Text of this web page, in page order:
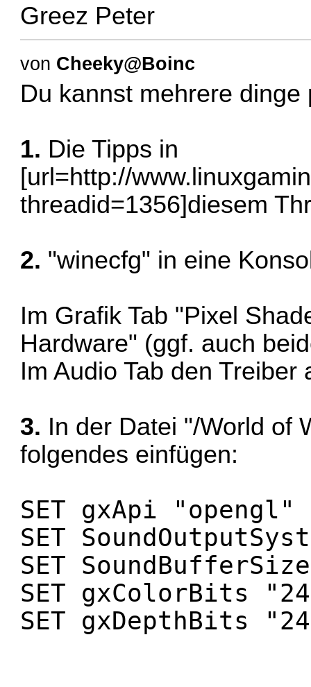
Greez Peter
von Cheeky@Boinc
Du kannst mehrere dinge
1. Die Tipps in
[url=http://
threadid=1356]diesem
2. "winecfg" in eine
Im Grafik Tab "Pixel
Hardware" (ggf. auch
Im Audio Tab den Treiber
3. In der Datei "/World of
folgendes einfügen:
SET gxApi "opengl"
SET
SET
SET gxColorBits
SET gxDepthBits